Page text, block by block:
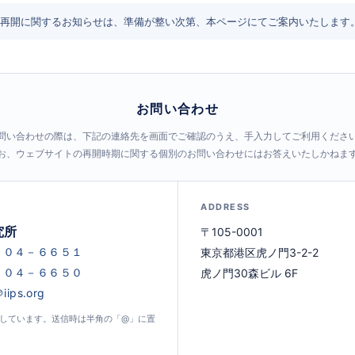
再開に関するお知らせは、準備が整い次第、本ページにてご案内いたします
お問い合わせ
い合わせの際は、下記の連絡先を画面でご確認のうえ、手入力してご利用くださ
、ウェブサイトの再開時期に関する個別のお問い合わせにはお答えいたしかねま
所
ています。送信時は半角の「@」に置
ADDRESS
〒105-0001
東京都港区虎ノ門3-2-2
虎ノ門30森ビル 6F